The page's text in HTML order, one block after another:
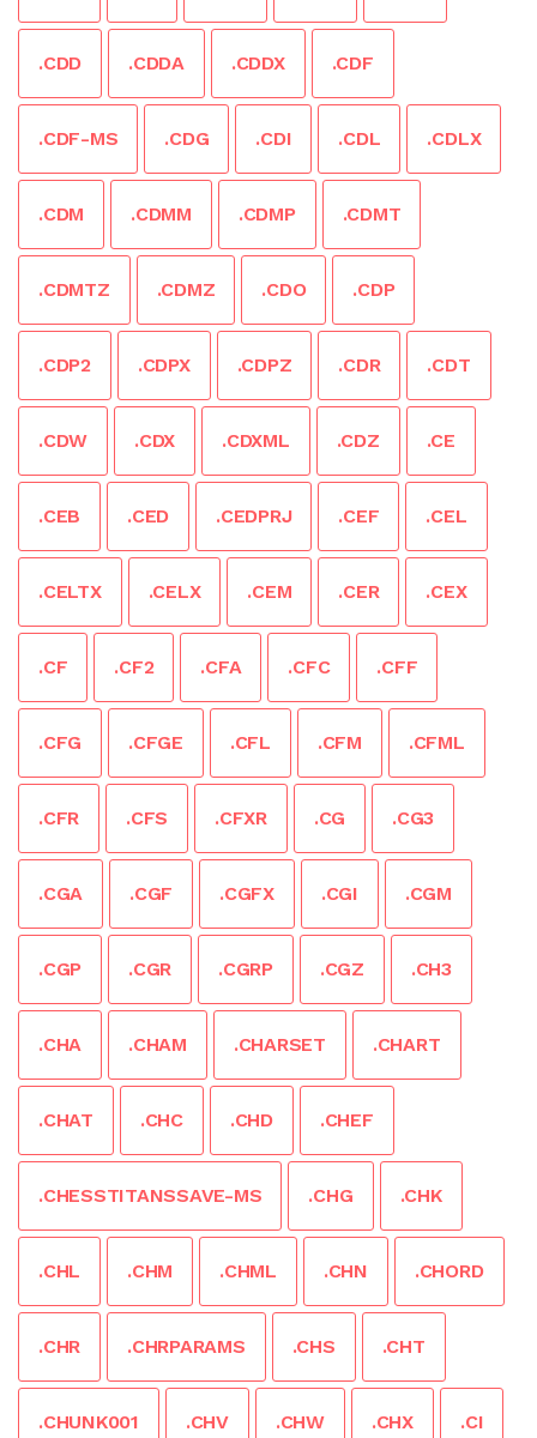
.CDD .CDDA .CDDX .CDF
.CDF-MS .CDG .CDI .CDL .CDLX
.CDM .CDMM .CDMP .CDMT
.CDMTZ .CDMZ .CDO .CDP
.CDP2 .CDPX .CDPZ .CDR .CDT
.CDW .CDX .CDXML .CDZ .CE
.CEB .CED .CEDPRJ .CEF .CEL
.CELTX .CELX .CEM .CER .CEX
.CF .CF2 .CFA .CFC .CFF
.CFG .CFGE .CFL .CFM .CFML
.CFR .CFS .CFXR .CG .CG3
.CGA .CGF .CGFX .CGI .CGM
.CGP .CGR .CGRP .CGZ .CH3
.CHA .CHAM .CHARSET .CHART
.CHAT .CHC .CHD .CHEF
.CHESSTITANSSAVE-MS .CHG .CHK
.CHL .CHM .CHML .CHN .CHORD
.CHR .CHRPARAMS .CHS .CHT
.CHUNK001 .CHV .CHW .CHX .CI